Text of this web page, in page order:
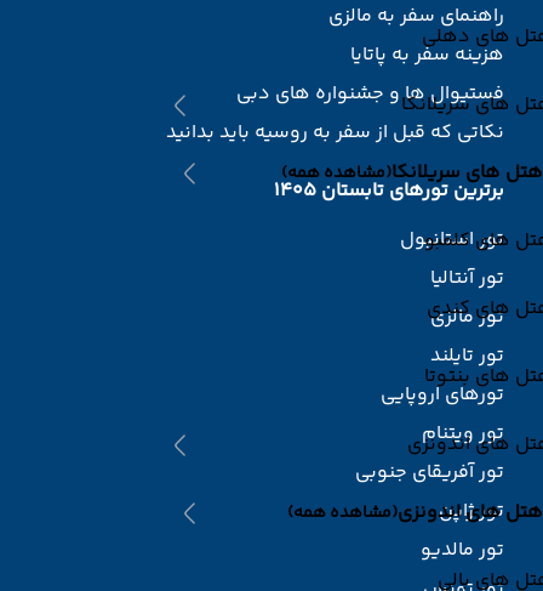
های دهلی
های سریلانکا
هتل های سریلانکا(مشاهده همه)
های کلمبو
های کندی
های بنتوتا
های اندونزی
هتل های اندونزی(مشاهده همه)
های بالی
راهنمای سفر به مالزی
هزینه سفر به پاتایا
فستیوال ها و جشنواره های دبی
نکاتی که قبل از سفر به روسیه باید بدانید
برترین تورهای تابستان 1405
تور استانبول
تور آنتالیا
تور مالزی
تور تایلند
تورهای اروپایی
تور ویتنام
تور آفریقای جنوبی
تور ژاپن
تور مالدیو